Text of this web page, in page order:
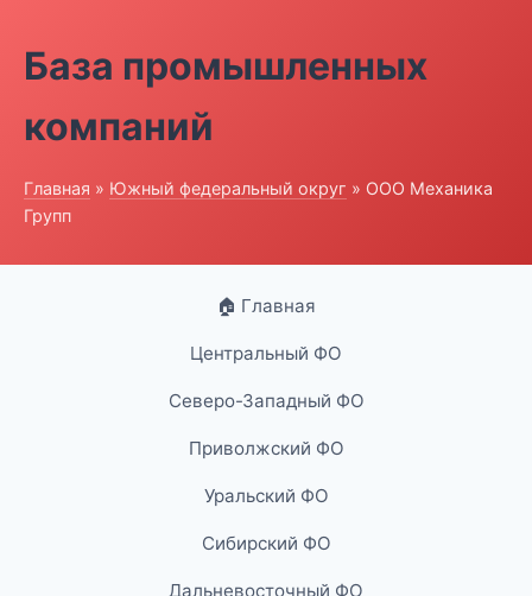
База промышленных
компаний
Главная » Южный федеральный округ » ООО Механика
Групп
🏠 Главная
Центральный ФО
Северо-Западный ФО
Приволжский ФО
Уральский ФО
Сибирский ФО
Дальневосточный ФО